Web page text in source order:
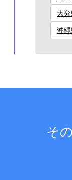
大
沖縄
そ